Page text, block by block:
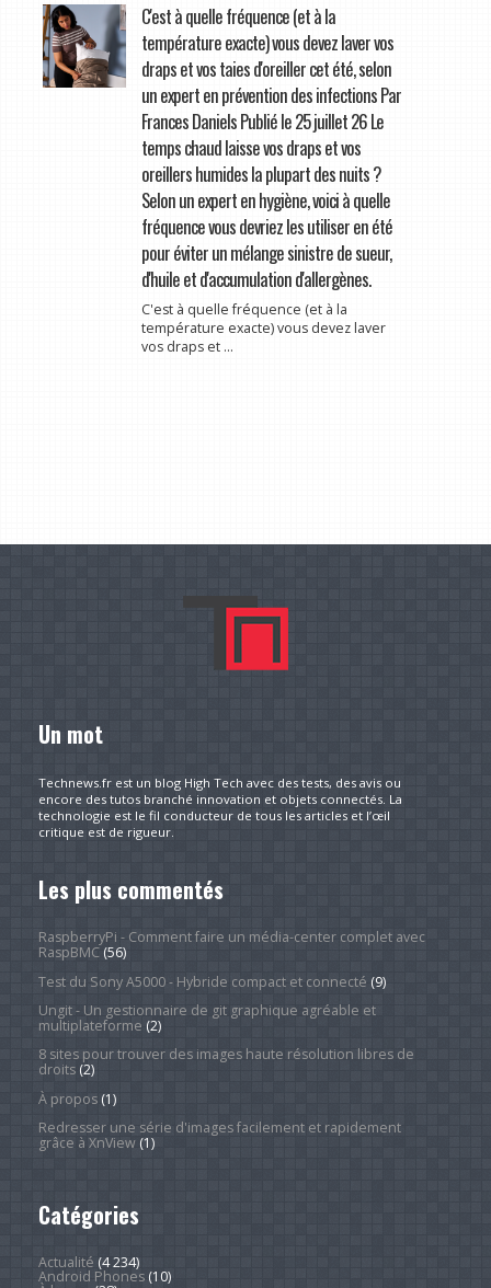
C'est à quelle fréquence (et à la
température exacte) vous devez laver vos
draps et vos taies d'oreiller cet été, selon
un expert en prévention des infections Par
Frances Daniels Publié le 25 juillet 26 Le
temps chaud laisse vos draps et vos
oreillers humides la plupart des nuits ?
Selon un expert en hygiène, voici à quelle
fréquence vous devriez les utiliser en été
pour éviter un mélange sinistre de sueur,
d'huile et d'accumulation d'allergènes.
C'est à quelle fréquence (et à la
température exacte) vous devez laver
vos draps et ...
Un mot
Technews.fr est un blog High Tech avec des tests, des avis ou
encore des tutos branché innovation et objets connectés. La
technologie est le fil conducteur de tous les articles et l’œil
critique est de rigueur.
Les plus commentés
RaspberryPi - Comment faire un média-center complet avec
RaspBMC(56)
Test du Sony A5000 - Hybride compact et connecté (9)
Ungit - Un gestionnaire de git graphique agréable et
multiplateforme (2)
8 sites pour trouver des images haute résolution libres de
droits(2)
À propos(1)
Redresser une série d'images facilement et rapidement
grâce à XnView(1)
Catégories
Actualité (4 234)
Android Phones(10)